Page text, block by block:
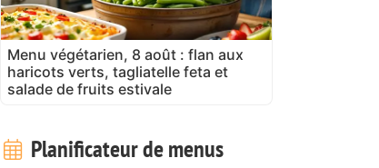
Menu végétarien, 8 août : flan aux
haricots verts, tagliatelle feta et
salade de fruits estivale
Planificateur de menus